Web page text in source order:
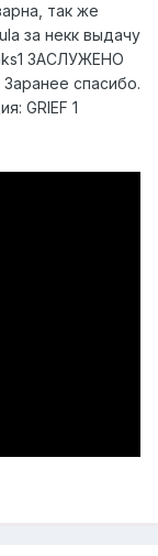
так же
за некк выдачу
ЗАСЛУЖЕНО
спасибо.
GRIEF 1